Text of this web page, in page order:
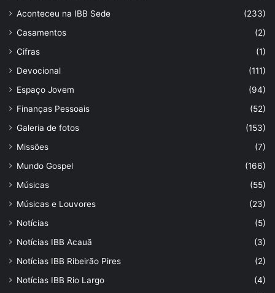
Aconteceu na IBB Sede
(233)
Casamentos
(2)
Cifras
(1)
Devocional
(111)
Espaço Jovem
(94)
Finanças Pessoais
(52)
Galeria de fotos
(153)
Missões
(7)
Mundo Gospel
(166)
Músicas
(55)
Músicas e Louvores
(23)
Notícias
(5)
Notícias IBB Acauã
(3)
Notícias IBB Ribeirão Pires
(2)
Notícias IBB Rio Largo
(4)